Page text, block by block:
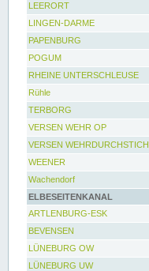
LEERORT
LINGEN-DARME
PAPENBURG
POGUM
RHEINE UNTERSCHLEUSE
Rühle
TERBORG
VERSEN WEHR OP
VERSEN WEHRDURCHSTICH
WEENER
Wachendorf
ELBESEITENKANAL
ARTLENBURG-ESK
BEVENSEN
LÜNEBURG OW
LÜNEBURG UW